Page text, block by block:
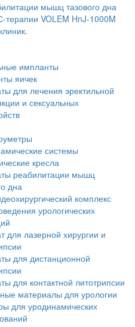
мышц тазового дна
VOLEM HnJ-1000M
импланты
яичек
для лечения эректильной
и сексуальных
системы
кресла
реабилитации мышц
дна
комплекс
урологических
для лазерной хирургии и
для дистанционной
для контактной литотрипсии
материалы для урологии
для уродинамических